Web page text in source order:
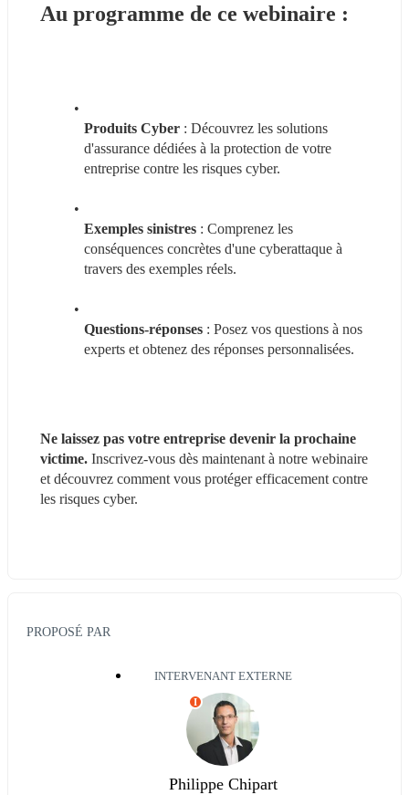
Au programme de ce webinaire :
Produits Cyber : Découvrez les solutions
d'assurance dédiées à la protection de votre
entreprise contre les risques cyber.
Exemples sinistres : Comprenez les
conséquences concrètes d'une cyberattaque à
travers des exemples réels.
Questions-réponses : Posez vos questions à nos
experts et obtenez des réponses personnalisées.
Ne laissez pas votre entreprise devenir la prochaine
victime. Inscrivez-vous dès maintenant à notre webinaire
et découvrez comment vous protéger efficacement contre
les risques cyber.
PROPOSÉ PAR
INTERVENANT EXTERNE
I
Philippe Chipart